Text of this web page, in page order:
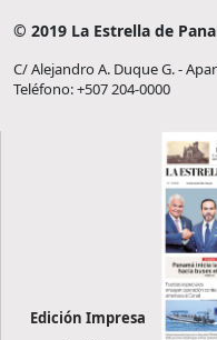
© 2019 La Estrella de
C/ Alejandro A. Duque G. -
Teléfono: +507 204-0000
Edición Impresa